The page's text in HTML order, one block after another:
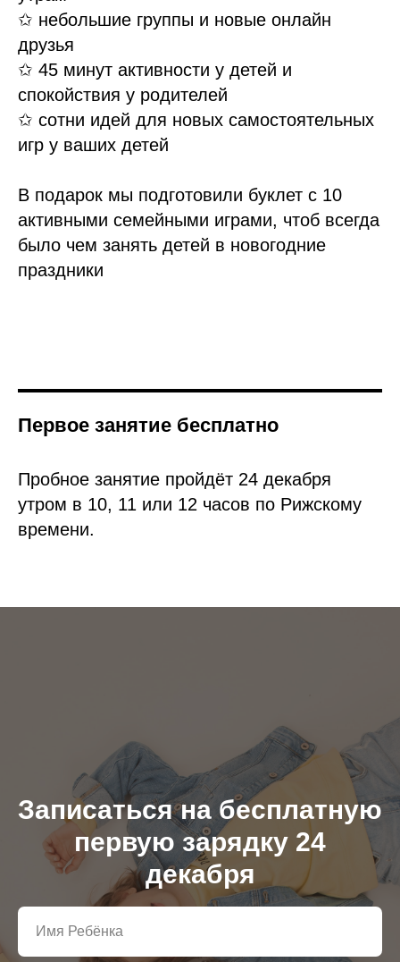
✩ небольшие группы и новые онлайн
друзья
✩ 45 минут активности у детей и
спокойствия у родителей
✩ сотни идей для новых самостоятельных
игр у ваших детей
В подарок мы подготовили буклет с 10
активными семейными играми, чтоб всегда
было чем занять детей в новогодние
праздники
Первое занятие бесплатно
Пробное занятие пройдёт 24 декабря
утром в 10, 11 или 12 часов по Рижскому
времени.
Записаться на бесплатную
первую зарядку 24
декабря